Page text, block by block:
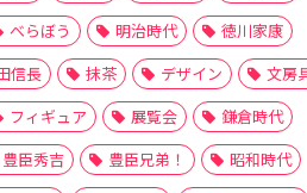
べらぼう
明治時代
徳川家康
信長
抹茶 デザイン
文房
フィギュア
展覧会
鎌倉時代
豊臣秀吉
豊臣兄弟！
昭和時代